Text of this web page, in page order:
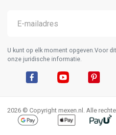
U kunt op elk moment opgeven.Voor
onze juridische informatie.
2026 © Copyright mexen.nl. Alle